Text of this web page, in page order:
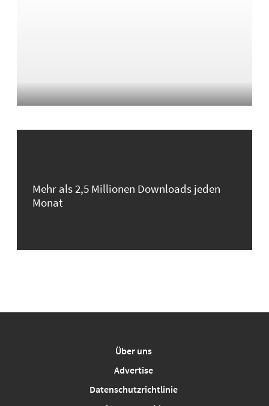
Mehr als 2,5 Millionen Downloads jeden
Monat
Über uns
Advertise
Datenschutzrichtlinie